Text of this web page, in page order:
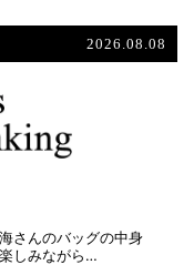
2026.08.08
さんのバッグの中身
しみながら…